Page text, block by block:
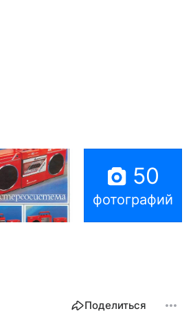
50
фотографий
Поделиться